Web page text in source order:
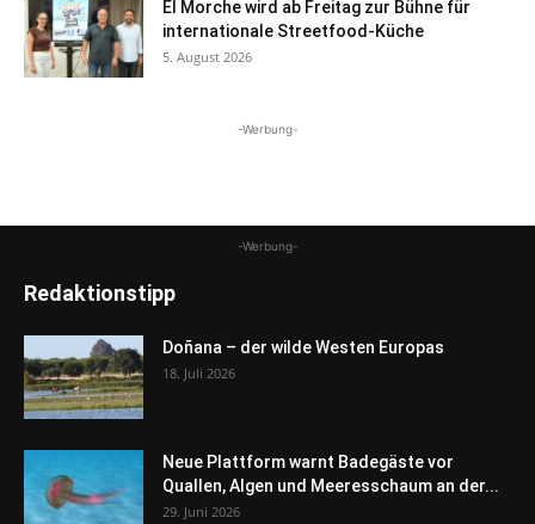
El Morche wird ab Freitag zur Bühne für
internationale Streetfood-Küche
5. August 2026
-Werbung-
-Werbung-
Redaktionstipp
Doñana – der wilde Westen Europas
18. Juli 2026
Neue Plattform warnt Badegäste vor
Quallen, Algen und Meeresschaum an der...
29. Juni 2026